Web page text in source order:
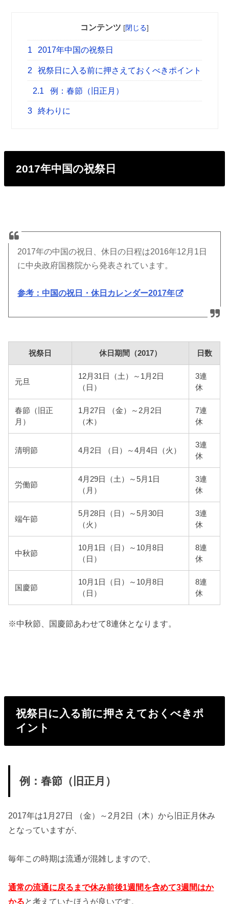
コンテンツ [閉じる]
1 2017年中国の祝祭日
2 祝祭日に入る前に押さえておくべきポイント
2.1 例：春節（旧正月）
3 終わりに
2017年中国の祝祭日
2017年の中国の祝日、休日の日程は2016年12月1日
に中央政府国務院から発表されています。
参考：中国の祝日・休日カレンダー2017年
祝祭日 休日期間（2017） 日数
元旦
12月31日（土）～1月2日
（日）
3連
休
春節（旧正
月）
1月27日 （金）～2月2日
（木）
7連
休
清明節 4月2日 （日）～4月4日（火）
3連
休
労働節
4月29日（土）～5月1日
（月）
3連
休
端午節
5月28日（日）～5月30日
（火）
3連
休
中秋節
10月1日（日）～10月8日
（日）
8連
休
国慶節
10月1日（日）～10月8日
（日）
8連
休
※中秋節、国慶節あわせて8連休となります。
祝祭日に入る前に押さえておくべきポ
イント
例：春節（旧正月）
2017年は1月27日 （金）～2月2日（木）から旧正月休み
となっていますが、
毎年この時期は流通が混雑しますので、
通常の流通に戻るまで休み前後1週間を含めて3週間はか
かると考えていたほうが良いです。